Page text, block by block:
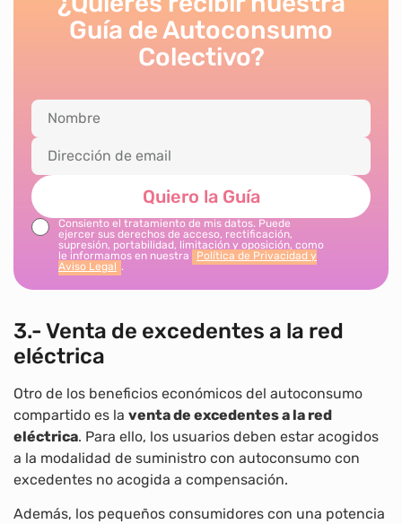
Guía de Autoconsumo
Colectivo?
Consiento el tratamiento de mis datos. Puede
ejercer sus derechos de acceso, rectificación,
supresión, portabilidad, limitación y oposición, como
le informamos en nuestra
Política de Privacidad y
Aviso Legal .
Quiero la Guía
3.- Venta de excedentes a la red
eléctrica
Otro de los beneficios económicos del autoconsumo
compartido es la venta de excedentes a la red
eléctrica. Para ello, los usuarios deben estar acogidos
a la modalidad de suministro con autoconsumo con
excedentes no acogida a compensación.
Además, los pequeños consumidores con una potencia